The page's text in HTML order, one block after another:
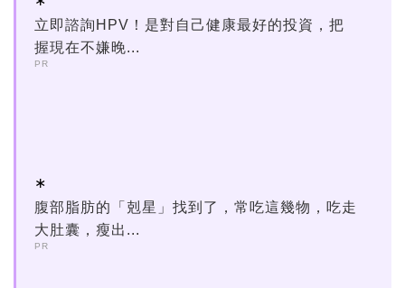
立即諮詢HPV！是對自己健康最好的投資，把
握現在不嫌晚...
PR
腹部脂肪的「剋星」找到了，常吃這幾物，吃走
大肚囊，瘦出...
PR